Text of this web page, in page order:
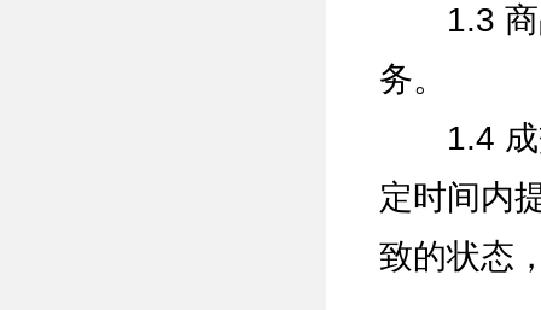
1.3 商品
务。
1.4 成交
定时间内
致的状态